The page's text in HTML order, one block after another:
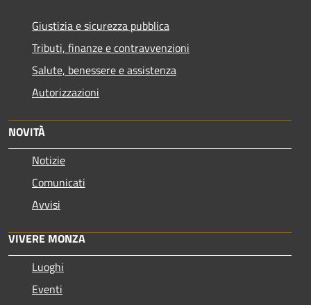
Giustizia e sicurezza pubblica
Tributi, finanze e contravvenzioni
Salute, benessere e assistenza
Autorizzazioni
NOVITÀ
Notizie
Comunicati
Avvisi
VIVERE MONZA
Luoghi
Eventi